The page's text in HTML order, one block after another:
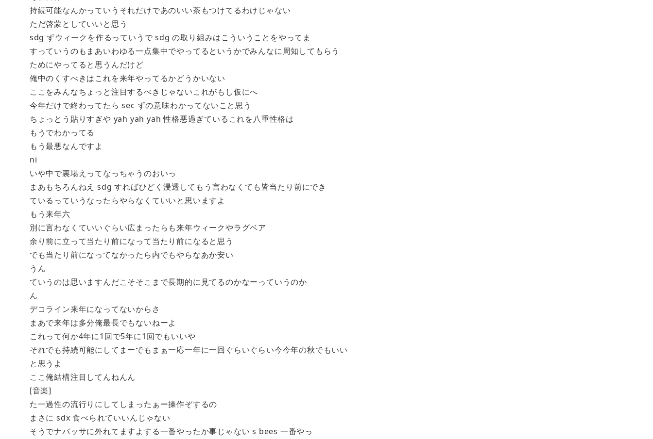
持続可能なんかっていうそれだけであのいい茶もつけてるわけじゃない
ただ啓蒙としていいと思う
sdg ずウィークを作るっていうで sdg の取り組みはこういうことをやってま
すっていうのもまあいわゆる一点集中でやってるというかでみんなに周知してもらう
ためにやってると思うんだけど
俺中のくすべきはこれを来年やってるかどうかいない
ここをみんなちょっと注目するべきじゃないこれがもし仮にへ
今年だけで終わってたら sec ずの意味わかってないこと思う
ちょっとう貼りすぎや yah yah yah 性格悪過ぎているこれを八重性格は
もうでわかってる
もう最悪なんですよ
ni
いや中で裏場えってなっちゃうのおいっ
まあもちろんねえ sdg すればひどく浸透してもう言わなくても皆当たり前にでき
ているっていうなったらやらなくていいと思いますよ
もう来年六
別に言わなくていいぐらい広まったらも来年ウィークやラグベア
余り前に立って当たり前になって当たり前になると思う
でも当たり前になってなかったら内でもやらなあか安い
うん
ていうのは思いますんだこそそこまで長期的に見てるのかなーっていうのか
ん
デコライン来年になってないからさ
まあで来年は多分俺最長でもないねーよ
これって何か4年に1回で5年に1回でもいいや
それでも持続可能にしてまーでもまぁ一応一年に一回ぐらいぐらい今今年の秋でもいい
と思うよ
ここ俺結構注目してんねんん
[音楽]
た一過性の流行りにしてしまったぁー操作ぞするの
まさに sdx 食べられていいんじゃない
そうでナバッサに外れてますよする一番やったか事じゃない s bees 一番やっ